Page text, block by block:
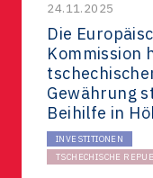
24.11.2025
Die
Kommission
Gewährung
Beihilfe in
INVESTITIONEN
TSCHECHISCHE